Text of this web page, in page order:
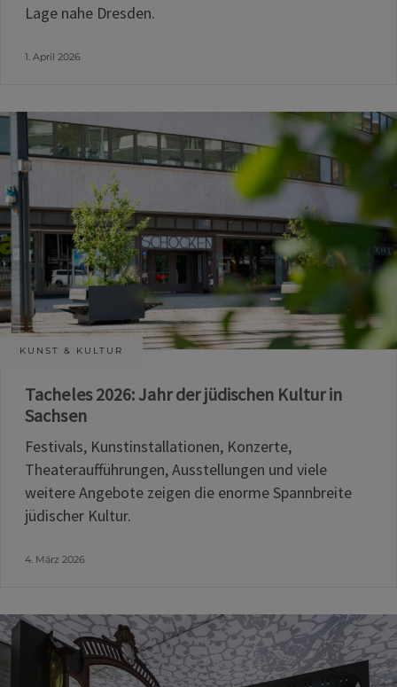
Lage nahe Dresden.
1. April 2026
KUNST & KULTUR
Tacheles 2026: Jahr der jüdischen Kultur in
Sachsen
Festivals, Kunstinstallationen, Konzerte,
Theateraufführungen, Ausstellungen und viele
weitere Angebote zeigen die enorme Spannbreite
jüdischer Kultur.
4. März 2026